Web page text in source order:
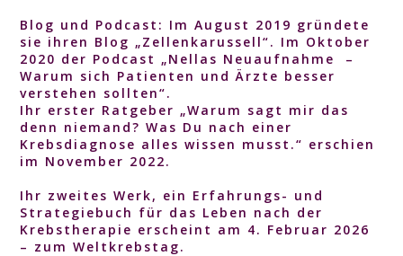
Blog und Podcast: Im August 2019 gründete
sie ihren Blog „Zellenkarussell“. Im Oktober
2020 der Podcast „Nellas Neuaufnahme –
Warum sich Patienten und Ärzte besser
verstehen sollten“.
Ihr erster Ratgeber „Warum sagt mir das
denn niemand? Was Du nach einer
Krebsdiagnose alles wissen musst.“ erschien
im November 2022.
Ihr zweites Werk, ein Erfahrungs- und
Strategiebuch für das Leben nach der
Krebstherapie erscheint am 4. Februar 2026
– zum Weltkrebstag.